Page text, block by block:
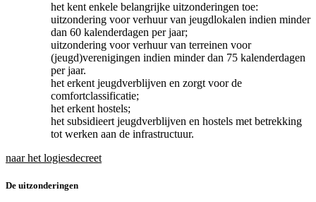
het kent enkele belangrijke uitzonderingen toe:
uitzondering voor verhuur van jeugdlokalen indien minder
dan 60 kalenderdagen per jaar;
uitzondering voor verhuur van terreinen voor
(jeugd)verenigingen indien minder dan 75 kalenderdagen
per jaar.
het erkent jeugdverblijven en zorgt voor de
comfortclassificatie;
het erkent hostels;
het subsidieert jeugdverblijven en hostels met betrekking
tot werken aan de infrastructuur.
naar het logiesdecreet
De uitzonderingen